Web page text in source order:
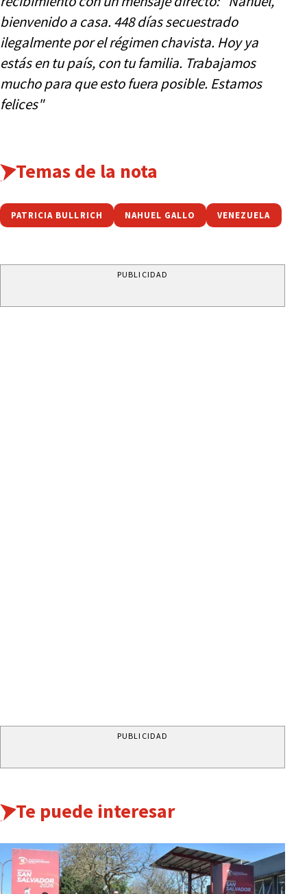
bienvenido a casa. 448 días secuestrado
ilegalmente por el régimen chavista. Hoy ya
estás en tu país, con tu familia. Trabajamos
mucho para que esto fuera posible. Estamos
felices"
Temas de la nota
PATRICIA BULLRICH NAHUEL GALLO VENEZUELA
PUBLICIDAD
PUBLICIDAD
Te puede interesar